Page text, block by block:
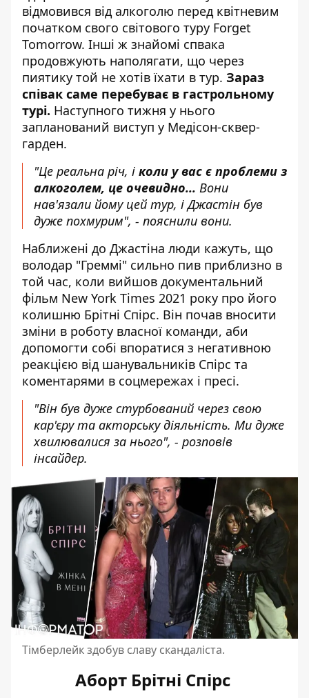
відмовився від алкоголю перед квітневим
початком свого світового туру Forget
Tomorrow. Інші ж знайомі спвака
продовжують наполягати, що через
пиятику той не хотів їхати в тур. Зараз
співак саме перебуває в гастрольному
турі. Наступного тижня у нього
запланований виступ у Медісон-сквер-
гарден.
"Це реальна річ, і коли у вас є проблеми з
алкоголем, це очевидно... Вони
нав'язали йому цей тур, і Джастін був
дуже похмурим", - пояснили вони.
Наближені до Джастіна люди кажуть, що
володар "Греммі" сильно пив приблизно в
той час, коли вийшов документальний
фільм New York Times 2021 року про його
колишню Брітні Спірс. Він почав вносити
зміни в роботу власної команди, аби
допомогти собі впоратися з негативною
реакцією від шанувальників Спірс та
коментарями в соцмережах і пресі.
"Він був дуже стурбований через свою
кар'єру та акторську діяльність. Ми дуже
хвилювалися за нього", - розповів
інсайдер.
Тімберлейк здобув славу скандаліста.
Аборт Брітні Спірс